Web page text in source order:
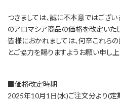
つきましては、誠に不本意ではござ
のアロマシア商品の価格を改定いたし
皆様におかれましては、何卒これら
とご協力を賜りますようお願い申し上
■価格改定時期
2025年10月1日(水)ご注文分より(定